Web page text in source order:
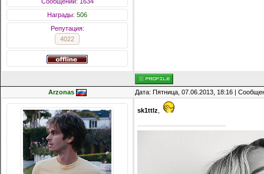
Награды: 506
Репутация:
4022
Arzonas Дата: Пятница, 07.06.2013, 18:16 |
sk1ttlz